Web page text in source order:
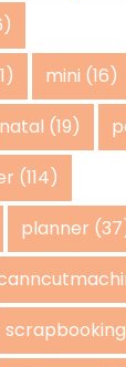
mini (16)
natal (19)
(114)
planner
scrapbooking